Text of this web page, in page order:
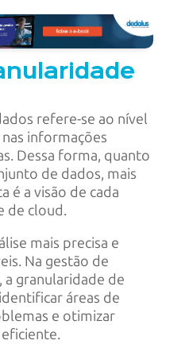
refere-se ao nível
informações
Dessa forma, quanto
de dados, mais
é a visão de cada
de cloud.
mais precisa e
Na gestão de
granularidade de
áreas de
e otimizar